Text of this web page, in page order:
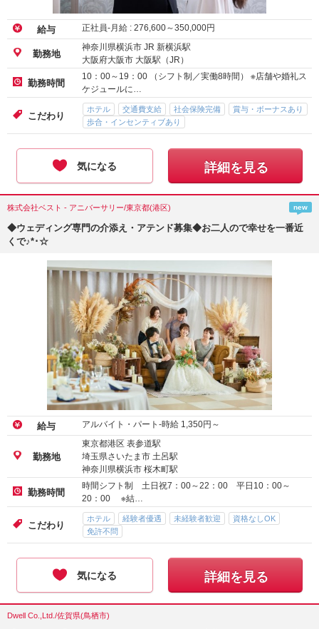
給与 正社員-月給 : 276,600～350,000円
勤務地
神奈川県横浜市 JR 新横浜駅
大阪府大阪市 大阪駅（JR）
勤務時間
10：00～19：00 （シフト制／実働8時間） ※店舗や婚礼ス
ケジュールに…
こだわり
ホテル 交通費支給 社会保険完備
賞与・ボーナスあり
歩合・インセンティブあり
気になる 詳細を見る
株式会社ベスト - アニバーサリー/東京都(港区) new
◆ウェディング専門の介添え・アテンド募集◆お二人ので幸せを一番近
くで♪*･☆
給与 アルバイト・パート-時給 1,350円～
勤務地
東京都港区 表参道駅
埼玉県さいたま市 土呂駅
神奈川県横浜市 桜木町駅
勤務時間
時間シフト制 土日祝7：00～22：00 平日10：00～
20：00 ※結…
こだわり
ホテル 経験者優遇 未経験者歓迎
資格なしOK
免許不問
気になる 詳細を見る
Dwell Co.,Ltd./佐賀県(鳥栖市)